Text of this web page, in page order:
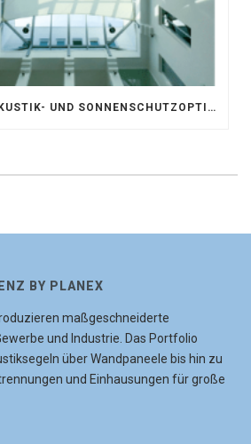
AKUSTIKSEGEL: AKUSTIK- UND SONNENSCHUTZOPTIMIERUNG IM ATRIUM DER UNIVERSITÄT BONN
BY PLANEX
maßgeschneiderte
und Industrie. Das Portfolio
über Wandpaneele bis hin zu
und Einhausungen für große